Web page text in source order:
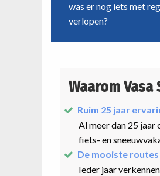
was er nog iets met
verlopen?
Waarom Vasa
Ruim 25 jaar
Al meer dan 25
fiets- en
De mooiste
Ieder jaar